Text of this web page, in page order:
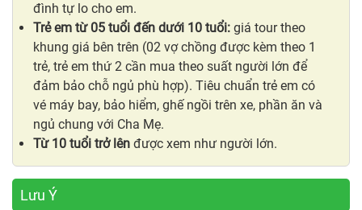
đình tự lo cho em.
Trẻ em từ 05 tuổi đến dưới 10 tuổi: giá tour theo
khung giá bên trên (02 vợ chồng được kèm theo 1
trẻ, trẻ em thứ 2 cần mua theo suất người lớn để
đảm bảo chỗ ngủ phù hợp). Tiêu chuẩn trẻ em có
vé máy bay, bảo hiểm, ghế ngồi trên xe, phần ăn và
ngủ chung với Cha Mẹ.
Từ 10 tuổi trở lên được xem như người lớn.
Lưu Ý